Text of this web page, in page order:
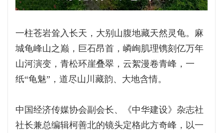
一柱苍岩耸入长天，大别山腹地藏天然灵龟。麻
城龟峰山之巅，巨石昂首，嶙峋肌理镌刻亿万年
山河演变，青松环崖叠翠，云絮漫卷青峰，一
纸“龟魅”，道尽山川藏韵、大地含情。
中国经济传媒协会副会长、《中华建设》杂志社
社长兼总编辑柯善北的镜头定格此方奇峰，以一